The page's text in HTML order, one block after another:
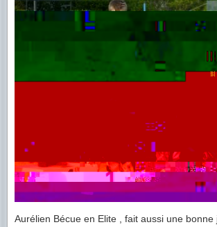
Aurélien Bécue en Elite , fait aussi une